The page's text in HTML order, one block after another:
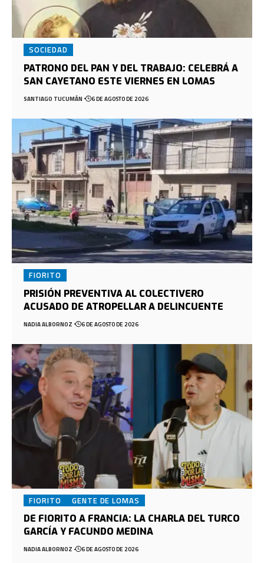
SOCIEDAD
PATRONO DEL PAN Y DEL TRABAJO: CELEBRÁ A
SAN CAYETANO ESTE VIERNES EN LOMAS
SANTIAGO TUCUMÁN 6 DE AGOSTO DE 2026
FIORITO
PRISIÓN PREVENTIVA AL COLECTIVERO
ACUSADO DE ATROPELLAR A DELINCUENTE
NADIA ALBORNOZ 6 DE AGOSTO DE 2026
FIORITO GENTE DE LOMAS
DE FIORITO A FRANCIA: LA CHARLA DEL TURCO
GARCÍA Y FACUNDO MEDINA
NADIA ALBORNOZ 6 DE AGOSTO DE 2026